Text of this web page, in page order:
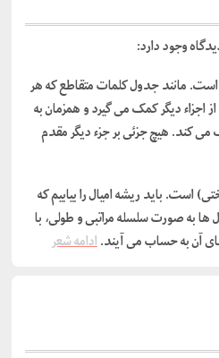
وجود دارد:
است. مانند جدول کلمات متقاطع که هر
اجزاء دیگر کمک می گیرد و همزمان به
کند. هیچ جزئی بر جزء دیگر مقدم
است. باید ریشه امیال را بیابیم که
به صورت سلسله مراتبی و طولی، با
ادامه شعر